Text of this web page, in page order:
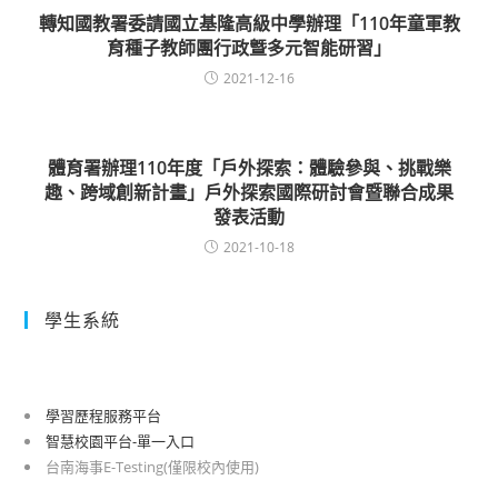
轉知國教署委請國立基隆高級中學辦理「110年童軍教
育種子教師團行政曁多元智能研習」
2021-12-16
體育署辦理110年度「戶外探索：體驗參與、挑戰樂
趣、跨域創新計畫」戶外探索國際研討會暨聯合成果
發表活動
2021-10-18
學生系統
學習歷程服務平台
智慧校園平台-單一入口
台南海事E-Testing(僅限校內使用)